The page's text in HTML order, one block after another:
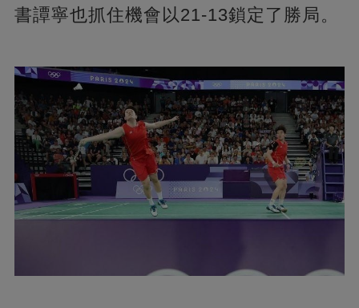
書譚寧也抓住機會以21-13鎖定了勝局。